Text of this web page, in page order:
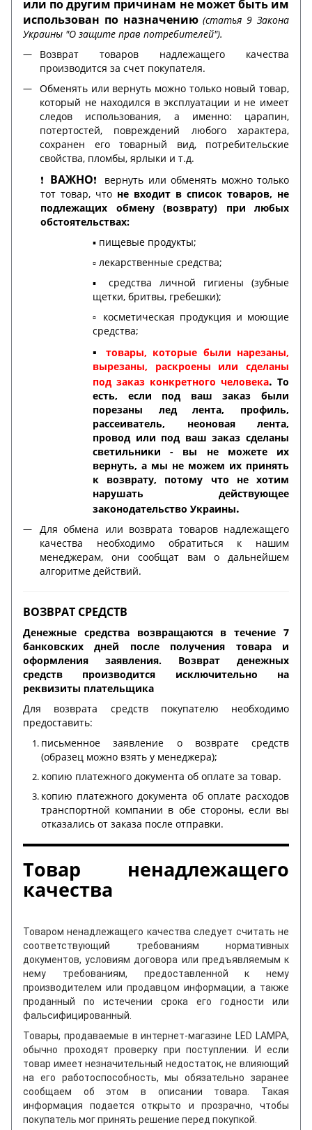
или по другим причинам не может быть им
использован по назначению(статья 9 Закона
Украины "О защите прав потребителей").
Возврат товаров надлежащего качества
производится за счет покупателя.
Обменять или вернуть можно только новый товар,
который не находился в эксплуатации и не имеет
следов использования, а именно: царапин,
потертостей, повреждений любого характера,
сохранен его товарный вид, потребительские
свойства, пломбы, ярлыки и т.д.
❗️ ВАЖНО❗️ вернуть или обменять можно только
тот товар, что не входит в список товаров, не
подлежащих обмену (возврату) при любых
обстоятельствах:
▪️ пищевые продукты;
▫️ лекарственные средства;
▪️ средства личной гигиены (зубные
щетки, бритвы, гребешки);
▫️ косметическая продукция и моющие
средства;
▪️ товары, которые были нарезаны,
вырезаны, раскроены или сделаны
под заказ конкретного человека. То
есть, если под ваш заказ были
порезаны лед лента, профиль,
рассеиватель, неоновая лента,
провод или под ваш заказ сделаны
светильники - вы не можете их
вернуть, а мы не можем их принять
к возврату, потому что не хотим
нарушать действующее
законодательство Украины.
Для обмена или возврата товаров надлежащего
качества необходимо обратиться к нашим
менеджерам, они сообщат вам о дальнейшем
алгоритме действий.
ВОЗВРАТ СРЕДСТВ
Денежные средства возвращаются в течение 7
банковских дней после получения товара и
оформления заявления. Возврат денежных
средств производится исключительно на
реквизиты плательщика
Для возврата средств покупателю необходимо
предоставить:
письменное заявление о возврате средств
(образец можно взять у менеджера);
копию платежного документа об оплате за товар.
копию платежного документа об оплате расходов
транспортной компании в обе стороны, если вы
отказались от заказа после отправки.
Товар ненадлежащего
качества
Товаром ненадлежащего качества следует считать не
соответствующий требованиям нормативных
документов, условиям договора или предъявляемым к
нему требованиям, предоставленной к нему
производителем или продавцом информации, а также
проданный по истечении срока его годности или
фальсифицированный.
Товары, продаваемые в интернет-магазине LED LAMPA,
обычно проходят проверку при поступлении. И если
товар имеет незначительный недостаток, не влияющий
на его работоспособность, мы обязательно заранее
сообщаем об этом в описании товара. Такая
информация подается открыто и прозрачно, чтобы
покупатель мог принять решение перед покупкой.